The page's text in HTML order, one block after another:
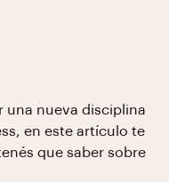
una nueva disciplina
en este artículo te
que saber sobre